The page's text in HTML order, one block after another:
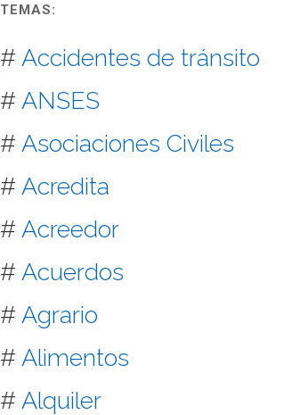
TEMAS:
# Accidentes de tránsito
# ANSES
# Asociaciones Civiles
# Acredita
# Acreedor
# Acuerdos
# Agrario
# Alimentos
# Alquiler